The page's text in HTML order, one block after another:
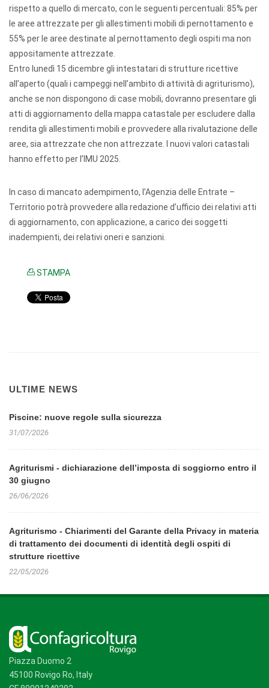
rispetto a quello di mercato, con le seguenti percentuali: 85% per
le aree attrezzate per gli allestimenti mobili di pernottamento e
55% per le aree destinate al pernottamento degli ospiti ma non
appositamente attrezzate.
Entro lunedì 15 dicembre gli intestatari di strutture ricettive
all’aperto (quali i campeggi nell’ambito di attività di agriturismo),
anche se non dispongono di case mobili, dovranno presentare gli
atti di aggiornamento della mappa catastale per escludere dalla
rendita gli allestimenti mobili e provvedere alla rivalutazione delle
aree, sia attrezzate che non attrezzate. I nuovi valori catastali
hanno effetto per l’IMU 2025.
In caso di mancato adempimento, l’Agenzia delle Entrate –
Territorio potrà provvedere alla redazione d’ufficio dei relativi atti
di aggiornamento, con applicazione, a carico dei soggetti
inadempienti, dei relativi oneri e sanzioni.
STAMPA
ULTIME NEWS
Piscine: nuove regole sulla sicurezza
31/07/2026
Agriturismi - dichiarazione dell’imposta di soggiorno entro il
30 giugno
26/06/2026
Agriturismo - Chiarimenti del Garante della Privacy in materia
di trattamento dei documenti di identità degli ospiti di
strutture ricettive
22/05/2026
Piazza Duomo 2
45100 Rovigo Ro, Italy